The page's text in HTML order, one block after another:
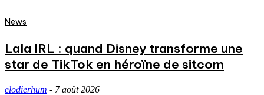
News
Lala IRL : quand Disney transforme une
star de TikTok en héroïne de sitcom
elodierhum - 7 août 2026